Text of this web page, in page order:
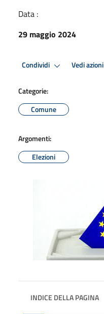
Data :
29 maggio 2024
Condividi Vedi azioni
Categorie:
Comune
Argomenti:
Elezioni
INDICE DELLA PAGINA